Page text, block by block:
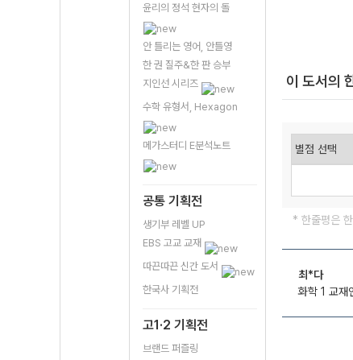
윤리의 정석 현자의 돌
안 틀리는 영어, 안틀영
한 권 질주&한 판 승부
지인선 시리즈
수학 유형서, Hexagon
메가스터디 E분석노트
공통 기획전
생기부 레벨 UP
EBS 고교 교재
따끈따끈 신간 도서
한국사 기획전
고1·2 기획전
브랜드 퍼즐링
이 도서의
* 한줄평은
최*다
화학 1 교재